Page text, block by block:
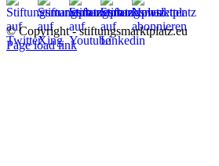
© Copyright - stiftungsmarktplatz.eu
Page load link